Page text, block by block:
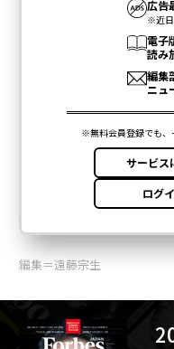
編集＝遠藤宗生